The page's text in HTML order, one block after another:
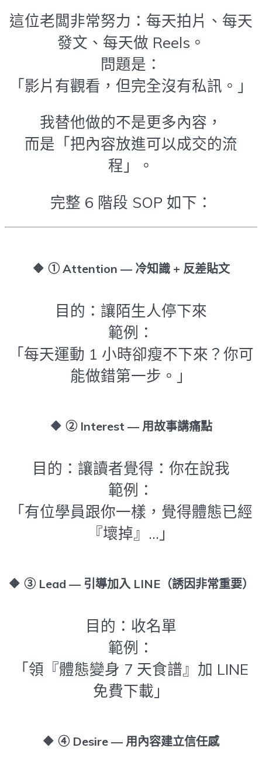
這位老闆非常努力：每天拍片、每天
發文、每天做 Reels。
問題是：
「影片有觀看，但完全沒有私訊。」
我替他做的不是更多內容，
而是「把內容放進可以成交的流
程」。
完整 6 階段 SOP 如下：
🔶 ① Attention — 冷知識 + 反差貼文
目的：讓陌生人停下來
範例：
「每天運動 1 小時卻瘦不下來？你可
能做錯第一步。」
🔶 ② Interest — 用故事講痛點
目的：讓讀者覺得：你在說我
範例：
「有位學員跟你一樣，覺得體態已經
『壞掉』…」
🔶 ③ Lead — 引導加入 LINE（誘因非常重要）
目的：收名單
範例：
「領『體態變身 7 天食譜』加 LINE
免費下載」
🔶 ④ Desire — 用內容建立信任感